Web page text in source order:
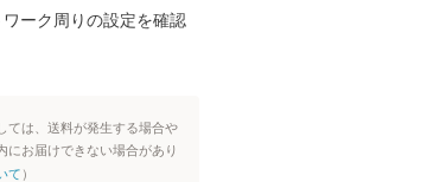
ーク周りの設定を確認
ては、送料が発生する場合や
にお届けできない場合があり
て ）